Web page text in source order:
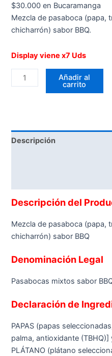
$30.000 en Bucaramanga
Mezcla de pasaboca (papa,
chicharrón) sabor BBQ.
Display viene x7 Uds
Añadir al
carrito
Descripción
Descripción del
Mezcla de pasaboca (papa,
chicharrón) sabor BBQ
Denominación Legal
Pasabocas mixtos sabor
Declaración de
PAPAS (papas
palma, antioxidante (TBHQ)]
PLÁTANO (plátano